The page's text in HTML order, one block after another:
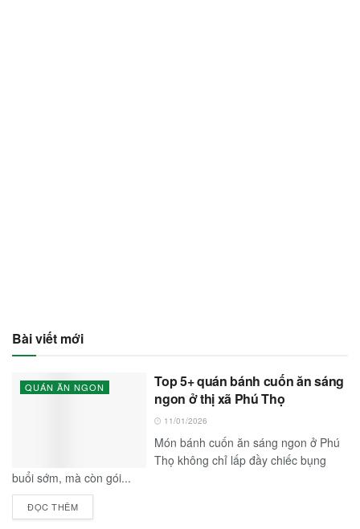
Bài viết mới
QUÁN ĂN NGON
Top 5+ quán bánh cuốn ăn sáng
ngon ở thị xã Phú Thọ
11/01/2026
Món bánh cuốn ăn sáng ngon ở Phú
Thọ không chỉ lấp đầy chiếc bụng
buổi sớm, mà còn gói...
ĐỌC THÊM